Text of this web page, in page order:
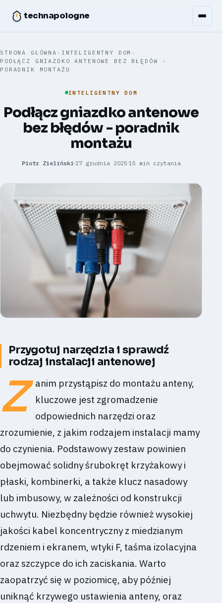
technapologne
STRONA GŁÓWNA › INTELIGENTNY DOM ›
PODŁĄCZ GNIAZDKO ANTENOWE BEZ BŁĘDÓW -
PORADNIK MONTAŻU
INTELIGENTNY DOM
Podłącz gniazdko antenowe
bez błędów - poradnik
montażu
Piotr Zieliński 27 grudnia 2025 15 min czytania
Przygotuj narzędzia i sprawdź
rodzaj instalacji antenowej
Z
anim przystąpisz do montażu anteny,
kluczowe jest zgromadzenie
odpowiednich narzędzi oraz
zrozumienie, z jakim rodzajem instalacji mamy
do czynienia. Podstawowy zestaw powinien
obejmować solidny śrubokręt krzyżakowy i
płaski, kombinerki, a także klucz nasadowy
lub imbusowy, w zależności od konstrukcji
uchwytu. Niezbędny będzie również wysokiej
jakości kabel koncentryczny z miedzianym
rdzeniem i ekranem, wtyki F, taśma izolacyjna
oraz szczypce do ich zaciskania. Warto
zaopatrzyć się w poziomicę, aby później
uniknąć krzywego ustawienia anteny, oraz